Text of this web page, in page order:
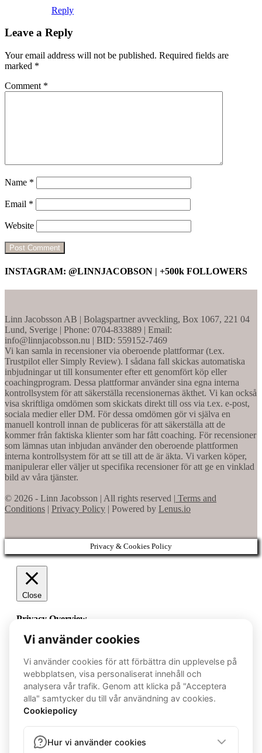
Reply
Leave a Reply
Your email address will not be published. Required fields are
marked *
Comment *
Name *
Email *
Website
INSTAGRAM: @LINNJACOBSON | +500k FOLLOWERS
Linn Jacobsson AB | Bolagspartner avveckling, Box 1067, 221 04
Lund, Sverige | Phone: 0704-833889 | Email:
info@linnjacobsson.nu | BID: 559152-7469
Vi kan samla in recensioner via oberoende plattformar (t.ex.
Trustpilot eller Simply Review). I sådana fall skickas automatiska
inbjudningar ut till konsumenter efter ett genomfört köp eller
coachingprogram. Dessa plattformar använder sina egna interna
kontrollsystem för att säkerställa recensionernas äkthet. Vi kan också
visa skriftliga omdömen som skickats direkt till oss via t.ex. e-post,
sociala medier eller DM. För dessa omdömen gör vi själva en
manuell kontroll innan de publiceras för att säkerställa att de
kommer från faktiska klienter som har fått coaching. För recensioner
som lämnas utan inbjudan använder den oberoende plattformen
interna kontrollsystem för att se till att de är äkta. Vi varken köper,
manipulerar eller väljer ut specifika recensioner för att ge en vinklad
bild av våra tjänster.
© 2026 - Linn Jacobsson | All rights reserved | Terms and
Conditions | Privacy Policy | Powered by Lenus.io
Privacy & Cookies Policy
Close
Privacy Overview
This website uses cookies to improve your experience while
cookies that are categorized as necessary are stored on your
browser as they are essential for the working of basic
functionalities of the website. We also use third-party cookies
that help us analyze and understand how you use this website.
These cookies will be stored in your browser only with your
consent. You also have the option to opt-out of these cookies.
But opting out of some of these cookies may have an effect
on your browsing experience.
Necessary